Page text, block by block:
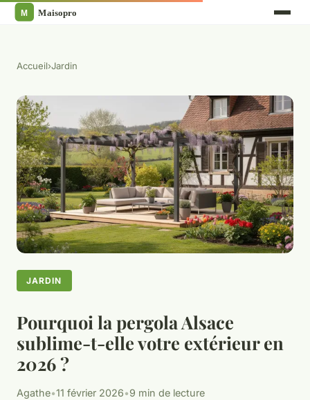
Accueil›Jardin
JARDIN
Pourquoi la pergola Alsace
sublime-t-elle votre extérieur en
2026 ?
Agathe•11 février 2026•9 min de lecture